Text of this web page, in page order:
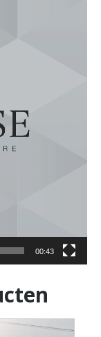
00:43